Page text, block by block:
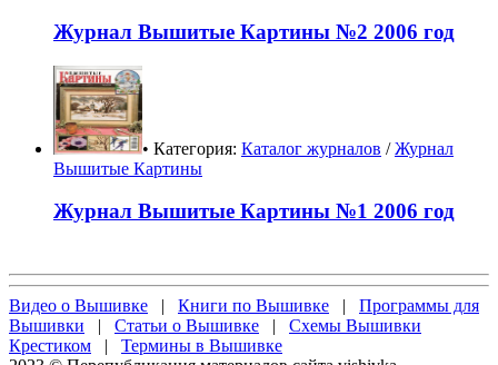
Журнал Вышитые Картины №2 2006 год
• Категория: Каталог журналов /Журнал
Вышитые Картины
Журнал Вышитые Картины №1 2006 год
Видео о Вышивке | Книги по Вышивке | Программы для
Вышивки | Статьи о Вышивке | Схемы Вышивки
Крестиком | Термины в Вышивке